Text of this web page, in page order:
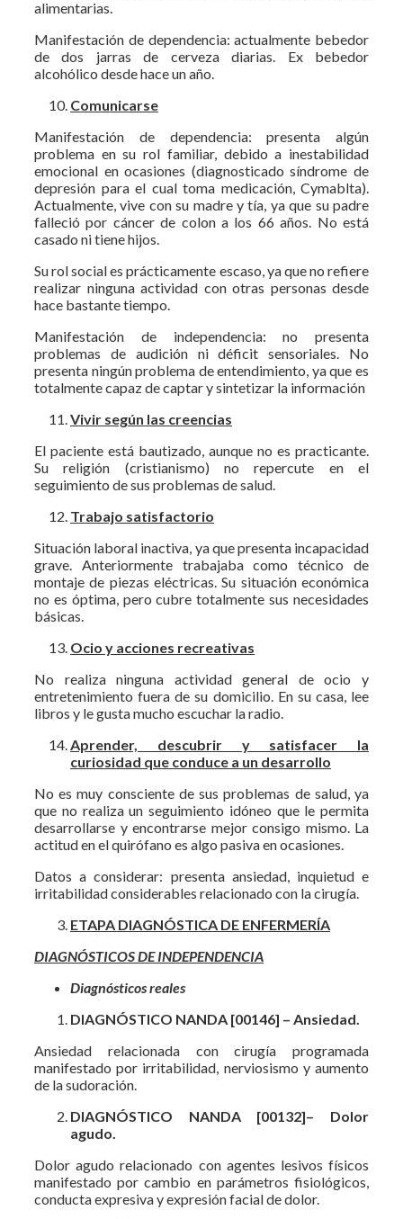
alimentarias.
Manifestación de dependencia: actualmente bebedor
de dos jarras de cerveza diarias. Ex bebedor
alcohólico desde hace un año.
Comunicarse
Manifestación de dependencia: presenta algún
problema en su rol familiar, debido a inestabilidad
emocional en ocasiones (diagnosticado síndrome de
depresión para el cual toma medicación, Cymablta).
Actualmente, vive con su madre y tía, ya que su padre
falleció por cáncer de colon a los 66 años. No está
casado ni tiene hijos.
Su rol social es prácticamente escaso, ya que no refiere
realizar ninguna actividad con otras personas desde
hace bastante tiempo.
Manifestación de independencia: no presenta
problemas de audición ni déficit sensoriales. No
presenta ningún problema de entendimiento, ya que es
totalmente capaz de captar y sintetizar la información
Vivir según las creencias
El paciente está bautizado, aunque no es practicante.
Su religión (cristianismo) no repercute en el
seguimiento de sus problemas de salud.
Trabajo satisfactorio
Situación laboral inactiva, ya que presenta incapacidad
grave. Anteriormente trabajaba como técnico de
montaje de piezas eléctricas. Su situación económica
no es óptima, pero cubre totalmente sus necesidades
básicas.
Ocio y acciones recreativas
No realiza ninguna actividad general de ocio y
entretenimiento fuera de su domicilio. En su casa, lee
libros y le gusta mucho escuchar la radio.
Aprender, descubrir y satisfacer la
curiosidad que conduce a un desarrollo
No es muy consciente de sus problemas de salud, ya
que no realiza un seguimiento idóneo que le permita
desarrollarse y encontrarse mejor consigo mismo. La
actitud en el quirófano es algo pasiva en ocasiones.
Datos a considerar: presenta ansiedad, inquietud e
irritabilidad considerables relacionado con la cirugía.
ETAPA DIAGNÓSTICA DE ENFERMERÍA
DIAGNÓSTICOS DE INDEPENDENCIA
Diagnósticos reales
DIAGNÓSTICO NANDA [00146] – Ansiedad.
Ansiedad relacionada con cirugía programada
manifestado por irritabilidad, nerviosismo y aumento
de la sudoración.
DIAGNÓSTICO NANDA [00132]– Dolor
agudo.
Dolor agudo relacionado con agentes lesivos físicos
manifestado por cambio en parámetros fisiológicos,
conducta expresiva y expresión facial de dolor.